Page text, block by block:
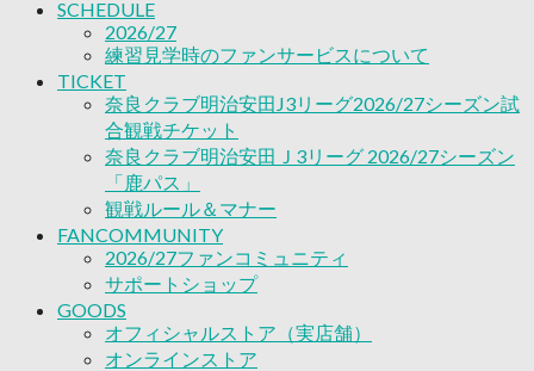
コーチ&スタッフ
ジュニア
ジュニアユース
ユース
練習拠点（ナラディーア）
SCHOOL
CLUB
2026/27 パートナー企業
パートナー募集
クラブ理念
クラブ情報
サステナビリティ
Web制作支援
応援プロジェクト
SCHEDULE
2026/27
練習見学時のファンサービスについて
TICKET
奈良クラブ明治安田J3リーグ2026/27シーズン試
合観戦チケット
奈良クラブ明治安田Ｊ3リーグ 2026/27シーズン
「鹿パス」
観戦ルール＆マナー
FANCOMMUNITY
2026/27ファンコミュニティ
サポートショップ
GOODS
オフィシャルストア（実店舗）
オンラインストア